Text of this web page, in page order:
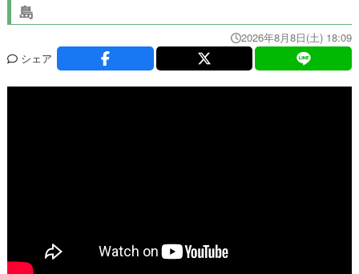
島
2026年8月8日(土) 18:09
シェア